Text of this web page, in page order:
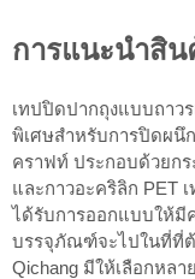
การแนะนำสิน
เทปปิดปากถุงแบบถาว
พิเศษสำหรับการปิดผนึ
คราฟท์ ประกอบด้วยก
และกาวอะคริลิก PET
ได้รับการออกแบบให้มี
บรรจุภัณฑ์จะไปในที่ที่ต้
Qichang มีให้เลือกหล